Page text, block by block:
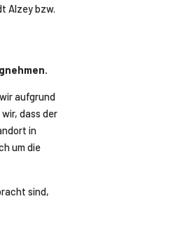
Alzey bzw.
aufgrund
dass der
in
um die
sind,